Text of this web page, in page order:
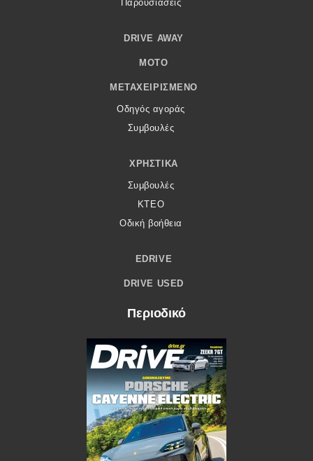
Παρουσιάσεις
DRIVE AWAY
MOTO
ΜΕΤΑΧΕΙΡΙΣΜΈΝΟ
Οδηγός αγοράς
Συμβουλές
ΧΡΗΣΤΙΚΆ
Συμβουλές
ΚΤΕΟ
Οδική βοήθεια
EDRIVE
DRIVE USED
Περιοδικό